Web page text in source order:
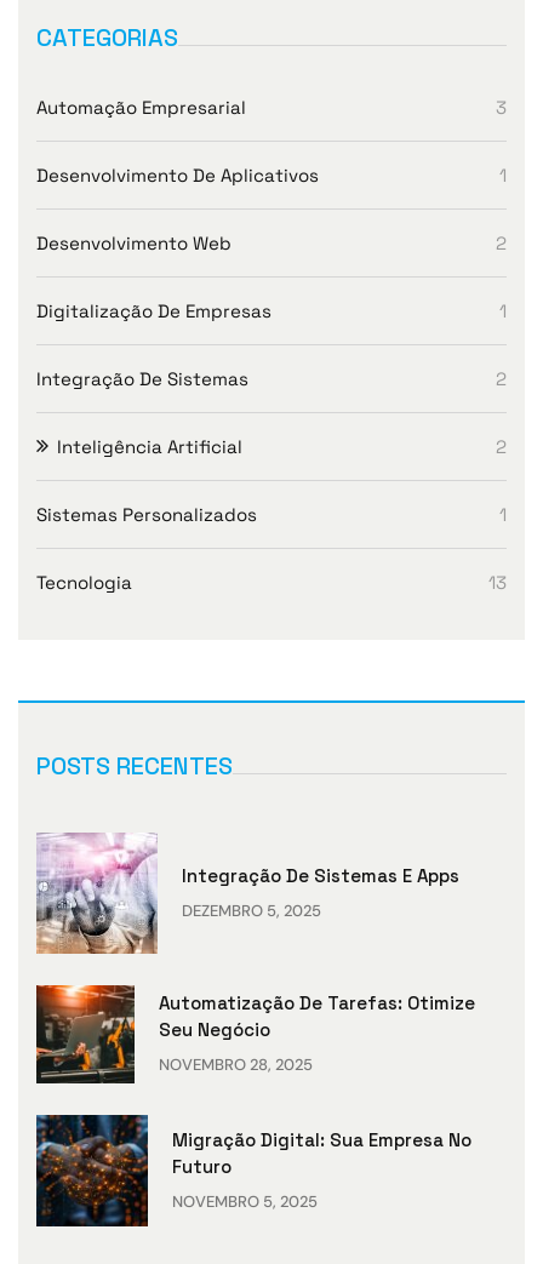
CATEGORIAS
Automação Empresarial 3
Desenvolvimento De Aplicativos 1
Desenvolvimento Web 2
Digitalização De Empresas 1
Integração De Sistemas 2
Inteligência Artificial 2
Sistemas Personalizados 1
Tecnologia 13
POSTS RECENTES
Integração De Sistemas E Apps
DEZEMBRO 5, 2025
Automatização De Tarefas: Otimize
Seu Negócio
NOVEMBRO 28, 2025
Migração Digital: Sua Empresa No
Futuro
NOVEMBRO 5, 2025